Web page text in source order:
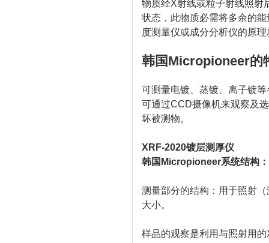
物质经X射线或粒子射线照射
状态，此物质必需将多余的
度测量仪或成分分析仪的原
韩国Micropioneer的
可测量电镀、蒸镀、离子镀
可通过CCD摄像机来观察及
坏被测物。
XRF-2020镀层测厚仪
韩国Micropioneer系统结构：
测量部分的结构：用于照射
大小。
样品的观察是利用与照射用